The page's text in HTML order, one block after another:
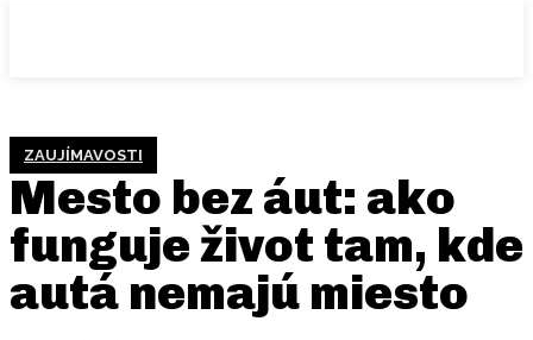
ZAUJÍMAVOSTI
Mesto bez áut: ako
funguje život tam, kde
autá nemajú miesto